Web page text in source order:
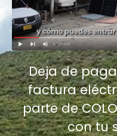
Deja de
factura
parte de
con tu